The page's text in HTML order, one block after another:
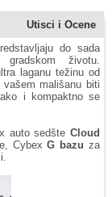
Utisci i Ocene
do sada
životu.
laganu težinu od
mališanu biti
i kompaktno se
auto sedšteCloud
CybexG bazu za